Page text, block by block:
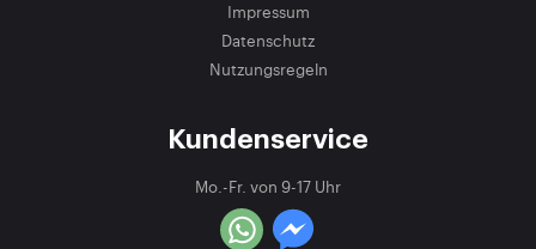
Impressum
Datenschutz
Nutzungsregeln
Kundenservice
Mo.-Fr. von 9-17 Uhr